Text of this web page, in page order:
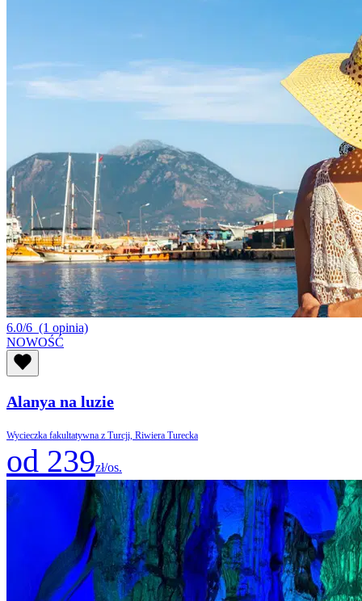
6.0/6 (1 opinia)
NOWOŚĆ
Alanya na luzie
Wycieczka fakultatywna z Turcji, Riwiera Turecka
od 239zł/os.